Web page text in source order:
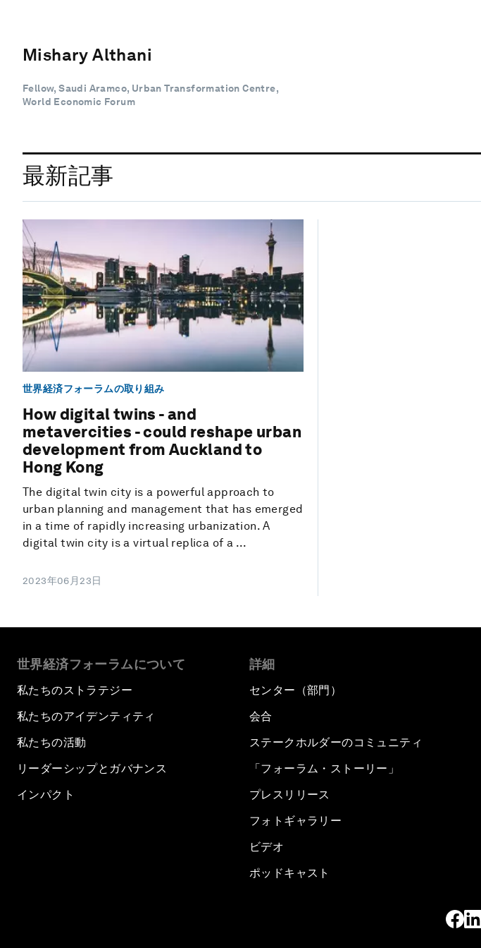
Mishary Althani
Fellow, Saudi Aramco, Urban Transformation Centre,
World Economic Forum
最新記事
世界経済フォーラムの取り組み
How digital twins - and
metavercities - could reshape urban
development from Auckland to
Hong Kong
The digital twin city is a powerful approach to
urban planning and management that has emerged
in a time of rapidly increasing urbanization. A
digital twin city is a virtual replica of a ...
2023年06月23日
世界経済フォーラムについて
私たちのストラテジー
私たちのアイデンティティ
私たちの活動
リーダーシップとガバナンス
インパクト
詳細
センター（部門）
会合
ステークホルダーのコミュニティ
「フォーラム・ストーリー」
プレスリリース
フォトギャラリー
ビデオ
ポッドキャスト